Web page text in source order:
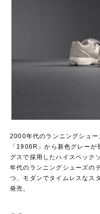
2000年代のランニングシュ
「1906R」から新色グレー
グスで採用したハイスペック
年代のランニングシューズの
つ、モダンでタイムレスなス
発売。